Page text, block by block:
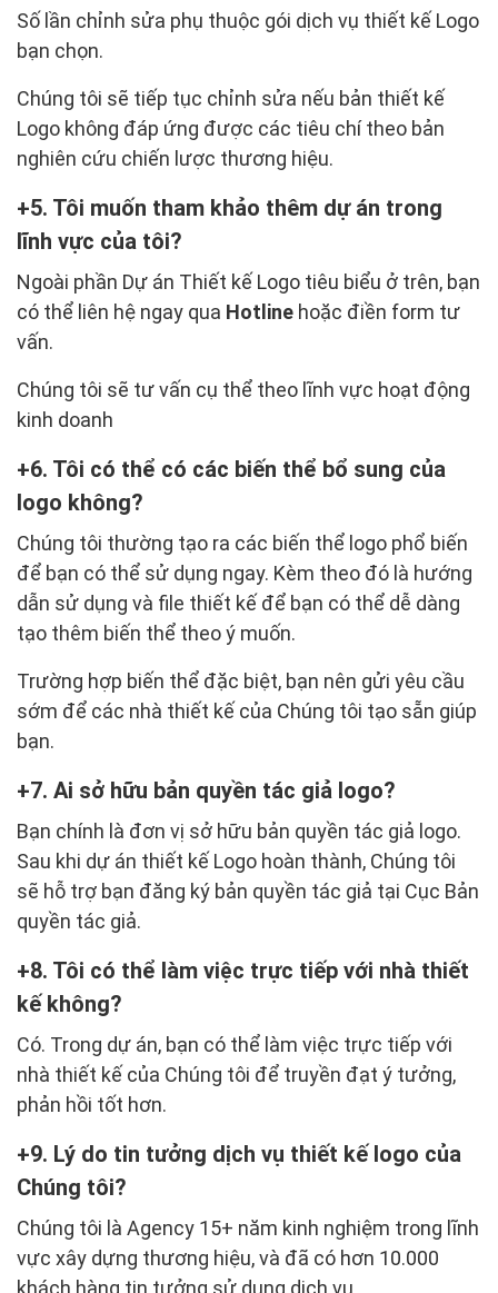
Số lần chỉnh sửa phụ thuộc gói dịch vụ thiết kế Logo
bạn chọn.
Chúng tôi sẽ tiếp tục chỉnh sửa nếu bản thiết kế
Logo không đáp ứng được các tiêu chí theo bản
nghiên cứu chiến lược thương hiệu.
5. Tôi muốn tham khảo thêm dự án trong
lĩnh vực của tôi?
Ngoài phần Dự án Thiết kế Logo tiêu biểu ở trên, bạn
có thể liên hệ ngay qua Hotline hoặc điền form tư
vấn.
Chúng tôi sẽ tư vấn cụ thể theo lĩnh vực hoạt động
kinh doanh
6. Tôi có thể có các biến thể bổ sung của
logo không?
Chúng tôi thường tạo ra các biến thể logo phổ biến
để bạn có thể sử dụng ngay. Kèm theo đó là hướng
dẫn sử dụng và file thiết kế để bạn có thể dễ dàng
tạo thêm biến thể theo ý muốn.
Trường hợp biến thể đặc biệt, bạn nên gửi yêu cầu
sớm để các nhà thiết kế của Chúng tôi tạo sẵn giúp
bạn.
7. Ai sở hữu bản quyền tác giả logo?
Bạn chính là đơn vị sở hữu bản quyền tác giả logo.
Sau khi dự án thiết kế Logo hoàn thành, Chúng tôi
sẽ hỗ trợ bạn đăng ký bản quyền tác giả tại Cục Bản
quyền tác giả.
8. Tôi có thể làm việc trực tiếp với nhà thiết
kế không?
Có. Trong dự án, bạn có thể làm việc trực tiếp với
nhà thiết kế của Chúng tôi để truyền đạt ý tưởng,
phản hồi tốt hơn.
9. Lý do tin tưởng dịch vụ thiết kế logo của
Chúng tôi?
Chúng tôi là Agency 15+ năm kinh nghiệm trong lĩnh
vực xây dựng thương hiệu, và đã có hơn 10.000